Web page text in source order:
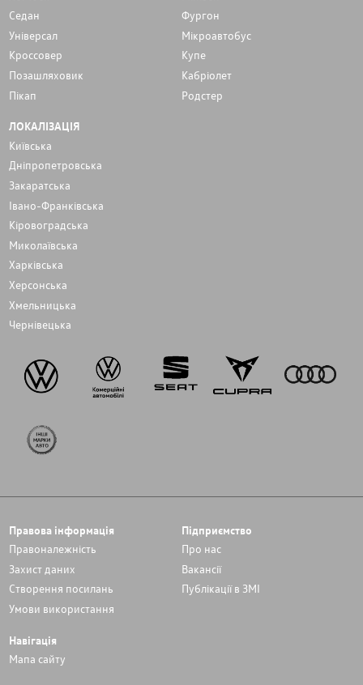
Седан
Фургон
Унiверсал
Мікроавтобус
Кроссовер
Купе
Позашляховик
Кабріолет
Пікап
Родстер
ЛОКАЛІЗАЦІЯ
Київська
Дніпропетровська
Закаратська
Івано-Франківська
Кіровоградська
Миколаївська
Харківська
Херсонська
Хмельницька
Чернівецька
Правова інформація
Правоналежність
Захист даних
Cтворення посилань
Умови використання
Підприємство
Про нас
Вакансії
Публікації в ЗМІ
Навігація
Мапа сайту